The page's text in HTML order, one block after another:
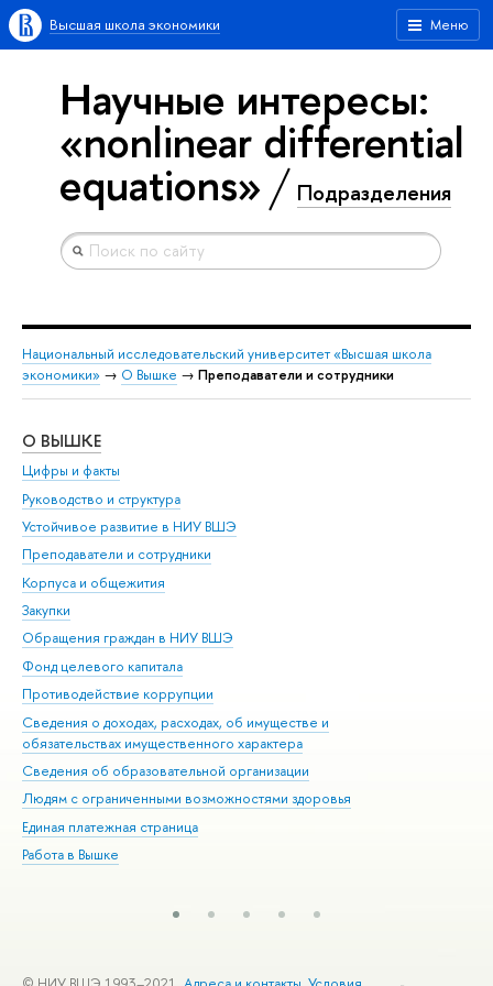
Меню
Высшая школа экономики
Научные интересы:
«nonlinear differential
equations» Подразделения
Национальный исследовательский университет «Высшая школа
экономики» → О Вышке → Преподаватели и сотрудники
О ВЫШКЕ
Цифры и факты
Руководство и структура
Устойчивое развитие в НИУ ВШЭ
Преподаватели и сотрудники
Корпуса и общежития
Закупки
Обращения граждан в НИУ ВШЭ
Фонд целевого капитала
Противодействие коррупции
Сведения о доходах, расходах, об имуществе и
обязательствах имущественного характера
Сведения об образовательной организации
Людям с ограниченными возможностями здоровья
Единая платежная страница
Работа в Вышке